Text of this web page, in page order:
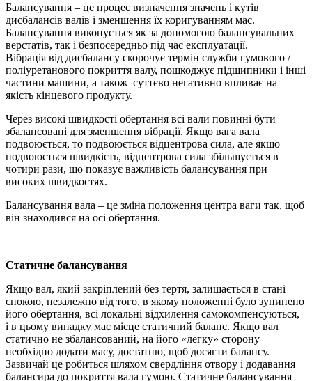
Балансування – це процес визначення значень і кутів
дисбалансів валів і зменшення їх коригуванням мас.
Балансування виконується як за допомогою балансувальних
верстатів, так і безпосередньо під час експлуатації.
Вібрація від дисбалансу скорочує термін служби гумового /
поліуретанового покриття валу, пошкоджує підшипники і інші
частини машини, а також суттєво негативно впливає на
якість кінцевого продукту.
Через високі швидкості обертання всі вали повинні бути
збалансовані для зменшення вібрації. Якщо вага вала
подвоюється, то подвоюється відцентрова сила, але якщо
подвоюється швидкість, відцентрова сила збільшується в
чотири рази, що показує важливість балансування при
високих швидкостях.
Балансування вала – це зміна положення центра ваги так, щоб
він знаходився на осі обертання.
Статичне балансування
Якщо вал, який закріплений без тертя, залишається в стані
спокою, незалежно від того, в якому положенні було зупинено
його обертання, всі локальні відхилення самокомпенсуються,
і в цьому випадку має місце статичний баланс. Якщо вал
статично не збалансований, на його «легку» сторону
необхідно додати масу, достатню, щоб досягти балансу.
Зазвичай це робиться шляхом свердління отвору і додавання
балансира до покриття вала гумою. Статичне балансування